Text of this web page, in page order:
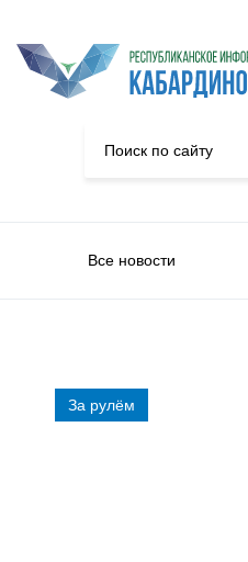
Все новости
За рулём